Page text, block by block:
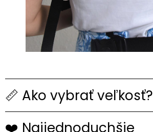
📏 Ako vybrať veľkosť?
❤️ Najjednoduchšie